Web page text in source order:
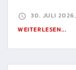
30. JULI 2026,
WEITERLESEN...